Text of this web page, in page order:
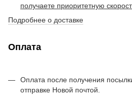
получаете приоритетную
Подробнее о доставке
Оплата
Оплата после получения
отправке Новой почтой.